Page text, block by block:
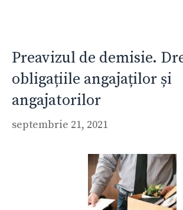
Preavizul de demisie.
obligațiile angajaților și
angajatorilor
septembrie 21, 2021